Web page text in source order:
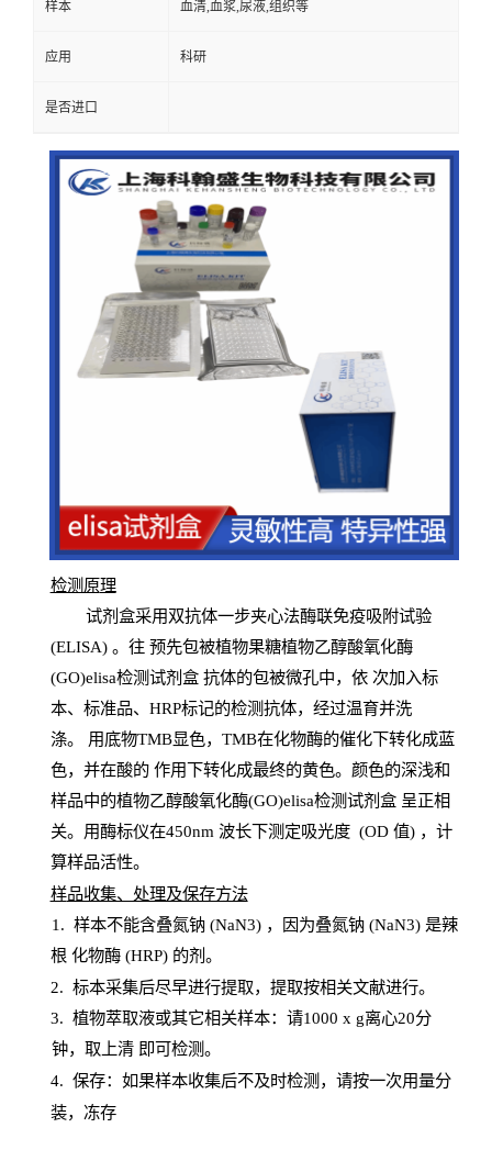
样本 血清,血浆,尿液,组织等
应用 科研
是否进口
检测原理
试剂盒采用双抗体一步夹心法酶联免疫吸附试验
(ELISA) 。往 预先包被植物果糖植物乙醇酸氧化酶
(GO)elisa检测试剂盒抗体的包被微孔中，依 次加入标
本、标准品、 HRP标记的检测抗体，经过温育并洗
涤。 用底物TMB显色， TMB在化物酶的催化下转化成蓝
色，并在酸的 作用下转化成最终的黄色。颜色的深浅和
样品中的植物乙醇酸氧化酶(GO)elisa检测试剂盒呈正相
关。用酶标仪在450nm 波长下测定吸光度 (OD 值) ，计
算样品活性。
样品收集、处理及保存方法
1 . 样本不能含叠氮钠(NaN3) ，因为叠氮钠 (NaN3) 是辣
根 化物酶(HRP) 的剂。
2. 标本采集后尽早进行提取，提取按相关文献进行。
3. 植物萃取液或其它相关样本：请1000 x g离心20分
钟，取上清 即可检测。
4. 保存：如果样本收集后不及时检测，请按一次用量分
装，冻存